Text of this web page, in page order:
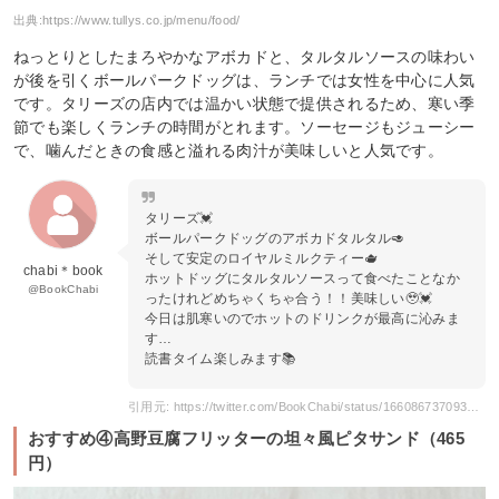
出典:https://www.tullys.co.jp/menu/food/
ねっとりとしたまろやかなアボカドと、タルタルソースの味わい
が後を引くボールパークドッグは、ランチでは女性を中心に人気
です。タリーズの店内では温かい状態で提供されるため、寒い季
節でも楽しくランチの時間がとれます。ソーセージもジューシー
で、噛んだときの食感と溢れる肉汁が美味しいと人気です。
chabi＊book
@BookChabi
タリーズ💓
ボールパークドッグのアボカドタルタル🥑
そして安定のロイヤルミルクティー🫖
ホットドッグにタルタルソースって食べたことなか
ったけれどめちゃくちゃ合う！！美味しい🥹💓
今日は肌寒いのでホットのドリンクが最高に沁みま
す…
読書タイム楽しみます📚
おすすめ④高野豆腐フリッターの坦々風ピタサンド（465
円）